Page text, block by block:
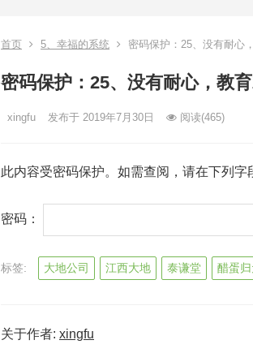
首页 5、幸福的系统 密码保护：25、没有耐心
密码保护：25、没有耐心，教
xingfu 发布于 2019年7月30日 阅读(465)
此内容受密码保护。如需查阅，请在下列字
密码：
标签: 大地公司 江西大地 泰谦堂 醋蛋
关于作者: xingfu